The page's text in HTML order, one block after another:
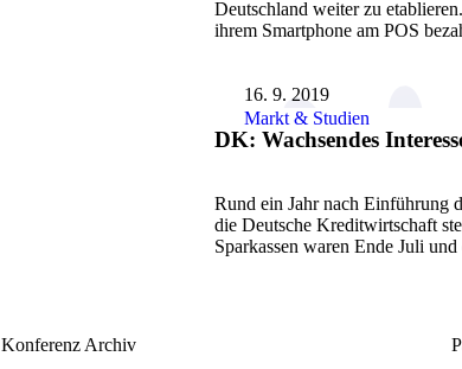
Deutschland weiter zu
ihrem Smartphone am POS
16. 9. 2019
Markt & Studien
DK: Wachsendes
Rund ein Jahr nach Einführung
die Deutsche Kreditwirtschaft
Sparkassen waren Ende Juli
Konferenz Archiv